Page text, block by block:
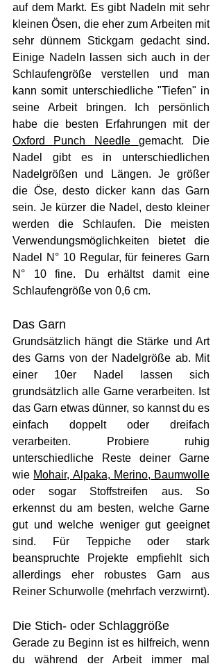
auf dem Markt. Es gibt Nadeln mit sehr
kleinen Ösen, die eher zum Arbeiten mit
sehr dünnem Stickgarn gedacht sind.
Einige Nadeln lassen sich auch in der
Schlaufengröße verstellen und man
kann somit unterschiedliche "Tiefen" in
seine Arbeit bringen. Ich persönlich
Oxford Punch Needle gemacht. Die
Nadel gibt es in unterschiedlichen
Nadelgrößen und Längen. Je größer
die Öse, desto dicker kann das Garn
sein. Je kürzer die Nadel, desto kleiner
werden die Schlaufen. Die meisten
Verwendungsmöglichkeiten bietet die
Nadel N° 10 Regular, für feineres Garn
N° 10 fine. Du erhältst damit eine
Schlaufengröße von 0,6 cm.
Das Garn
Grundsätzlich hängt die Stärke und Art
des Garns von der Nadelgröße ab. Mit
einer 10er Nadel lassen sich
grundsätzlich alle Garne verarbeiten. Ist
das Garn etwas dünner, so kannst du es
einfach doppelt oder dreifach
verarbeiten. Probiere ruhig
unterschiedliche Reste deiner Garne
wie Mohair, Alpaka, Merino, Baumwolle
oder sogar Stoffstreifen aus. So
erkennst du am besten, welche Garne
gut und welche weniger gut geeignet
sind. Für Teppiche oder stark
beanspruchte Projekte empfiehlt sich
allerdings eher robustes Garn aus
Reiner Schurwolle (mehrfach verzwirnt).
Die Stich- oder Schlaggröße
Gerade zu Beginn ist es hilfreich, wenn
du während der Arbeit immer mal